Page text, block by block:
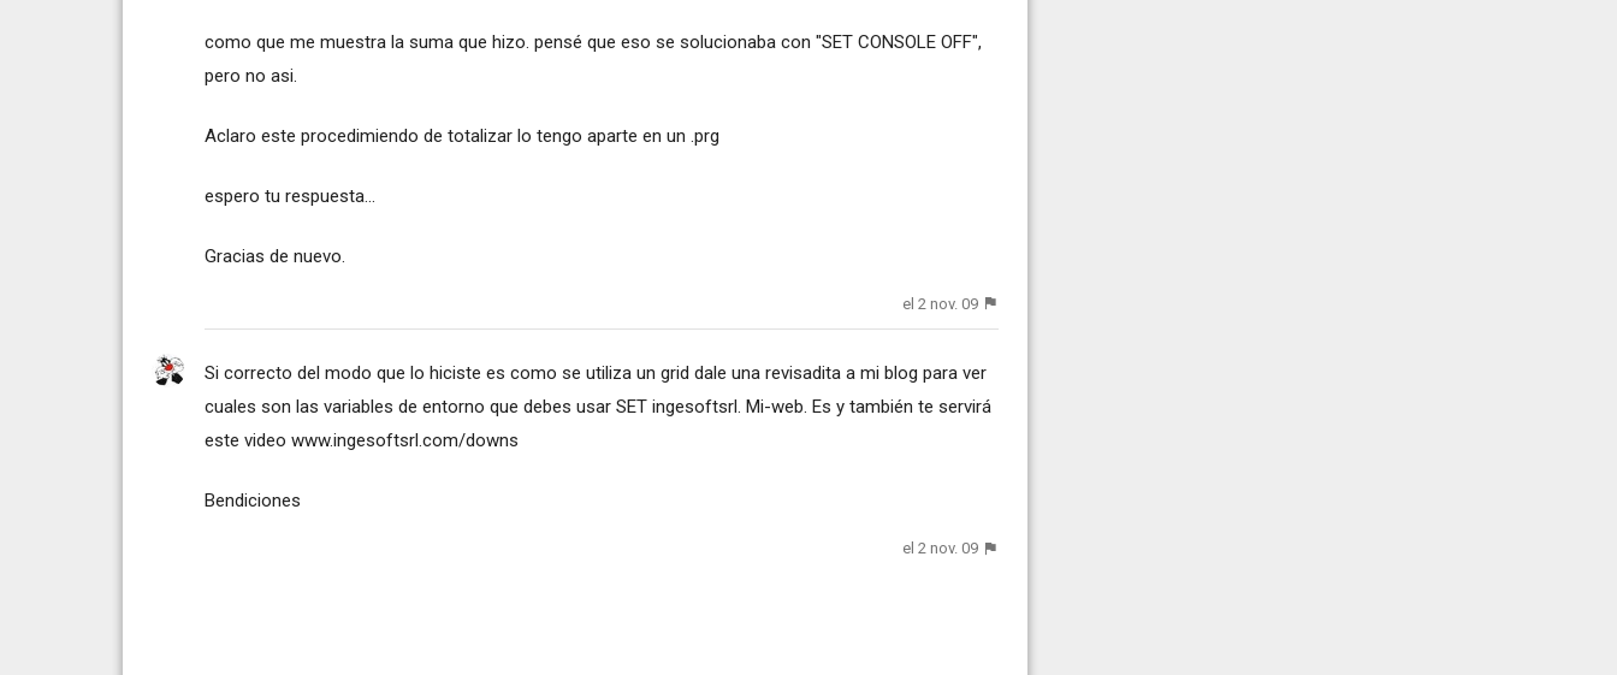
como que me muestra la suma que hizo. pensé que eso se solucionaba con "SET CONSOLE OFF",
pero no asi.
Aclaro este procedimiendo de totalizar lo tengo aparte en un .prg
espero tu respuesta...
Gracias de nuevo.
el 2 nov. 09
Si correcto del modo que lo hiciste es como se utiliza un grid dale una revisadita a mi blog para ver
cuales son las variables de entorno que debes usar SET ingesoftsrl. Mi-web. Es y también te servirá
este video www.ingesoftsrl.com/downs
Bendiciones
el 2 nov. 09